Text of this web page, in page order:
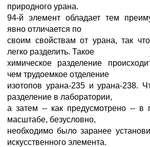
природного урана.
94-й элемент обладает тем
явно отличается по
своим свойствам от урана, так
легко разделить. Такое
химическое разделение
чем трудоемкое отделение
изотопов урана-235 и урана-238.
разделение в лаборатории,
а затем -- как предусмотрено -- в
масштабе, безусловно,
необходимо было заранее
искусственного элемента.